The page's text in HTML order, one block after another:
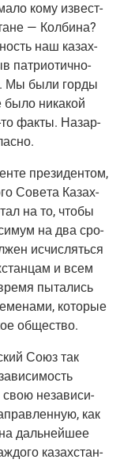
кому извест­
— Кол­би­на?
наш казах­
пат­ри­о­тич­но­
Мы были гор­ды
было ника­кой
фак­ты. Назар­
пре­зи­ден­том,
Сове­та Казах­
на то, что­бы
на два сро­
исчис­лять­ся
и всем
пыта­лись
кото­рые
общество.
Союз так
свою неза­ви­си­
как
даль­ней­шее
казах­стан­